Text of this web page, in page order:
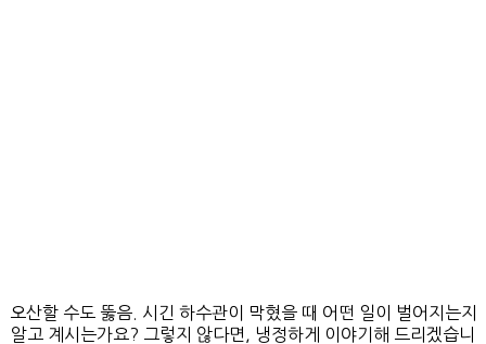
오산할 수도 뚫음. 시긴 하수관이 막혔을 때 어떤 일이 벌어지는지
알고 계시는가요? 그렇지 않다면, 냉정하게 이야기해 드리겠습니